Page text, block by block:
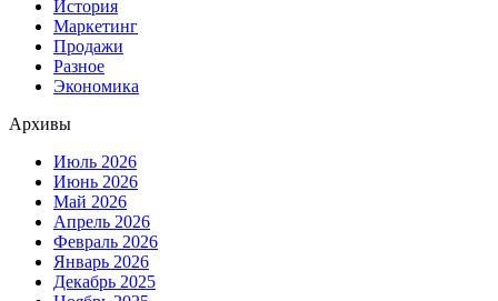
История
Маркетинг
Продажи
Разное
Экономика
Архивы
Июль 2026
Июнь 2026
Май 2026
Апрель 2026
Февраль 2026
Январь 2026
Декабрь 2025